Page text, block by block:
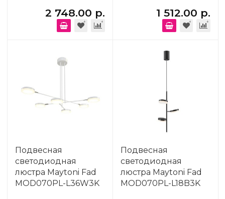
2 748.00 р. 1 512.00 р.
Подвесная
светодиодная
люстра Maytoni Fad
MOD070PL-L36W3K
Подвесная
светодиодная
люстра Maytoni Fad
MOD070PL-L18B3K